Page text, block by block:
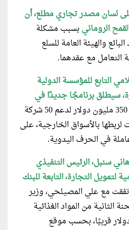
لسان مصدر تجاري مطلع، أن
الرومانيبسبب مشكلة
والهيئة العامة للسلع
التعامل مع عقدهما.
التابع للمؤسسة الدولية
سيطلق برنامجًا جديدًا في
الشهر المقبل بقيمة 350 مليون دولار لدعم 50 شركة
بالأسواق الخارجية، على
في الحرف اليدوية.
سنبل، الرئيس التنفيذي
لتمويل التجارة، التابعة للبنك
مع علي المصيلحي، وزير
من المواد الغذائية
مليون دولار قريبًا، بحسب موقع